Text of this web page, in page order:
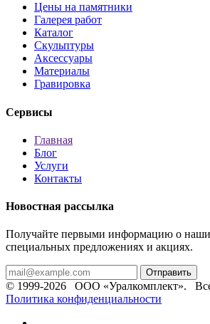
Цены на памятники
Галерея работ
Каталог
Скульптуры
Аксессуары
Материалы
Гравировка
Сервисы
Главная
Блог
Услуги
Контакты
Новостная рассылка
Получайте первыми информацию о
специальных предложениях и акциях.
Отправить
© 1999-2026 ООО «Уралкомплект».
Политика конфиденциальности